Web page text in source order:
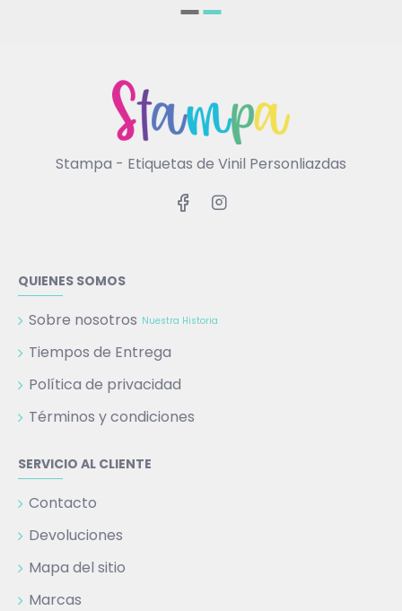
Stampa - Etiquetas de Vinil Personliazdas
QUIENES SOMOS
Sobre nosotros Nuestra Historia
Tiempos de Entrega
Política de privacidad
Términos y condiciones
SERVICIO AL CLIENTE
Contacto
Devoluciones
Mapa del sitio
Marcas